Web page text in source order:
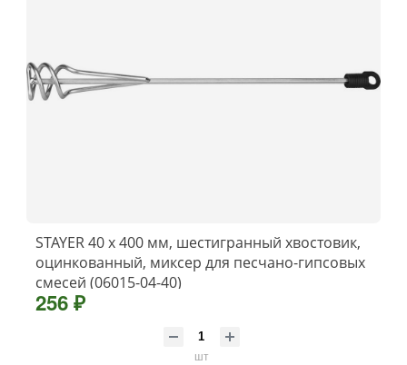
STAYER 40 х 400 мм, шестигранный хвостовик,
оцинкованный, миксер для песчано-гипсовых
смесей (06015-04-40)
256 ₽
шт